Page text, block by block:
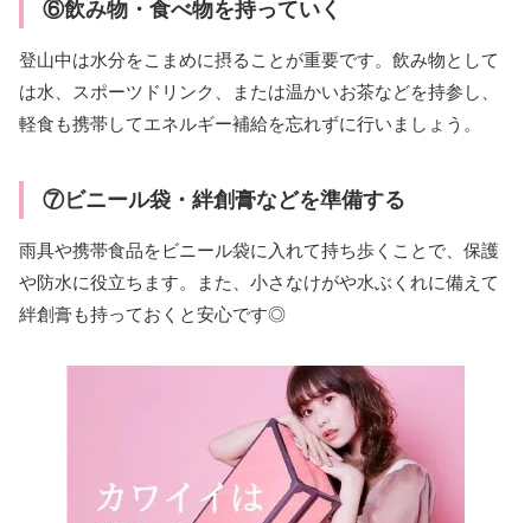
⑥飲み物・食べ物を持っていく
登山中は水分をこまめに摂ることが重要です。飲み物として
は水、スポーツドリンク、または温かいお茶などを持参し、
軽食も携帯してエネルギー補給を忘れずに行いましょう。
⑦ビニール袋・絆創膏などを準備する
雨具や携帯食品をビニール袋に入れて持ち歩くことで、保護
や防水に役立ちます。また、小さなけがや水ぶくれに備えて
絆創膏も持っておくと安心です◎